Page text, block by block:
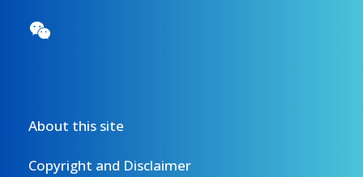
About this site
Copyright and Disclaimer